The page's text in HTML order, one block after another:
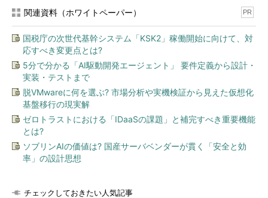
関連資料（ホワイトペーパー） PR
国税庁の次世代基幹システム「KSK2」稼働開始に向けて、対
応すべき変更点とは?
5分で分かる「AI駆動開発エージェント」 要件定義から設計・
実装・テストまで
脱VMwareに何を選ぶ? 市場分析や実機検証から見えた仮想化
基盤移行の現実解
ゼロトラストにおける「IDaaSの課題」と補完すべき重要機能
とは?
ソブリンAIの価値は? 国産サーバベンダーが貫く「安全と効
率」の設計思想
チェックしておきたい人気記事